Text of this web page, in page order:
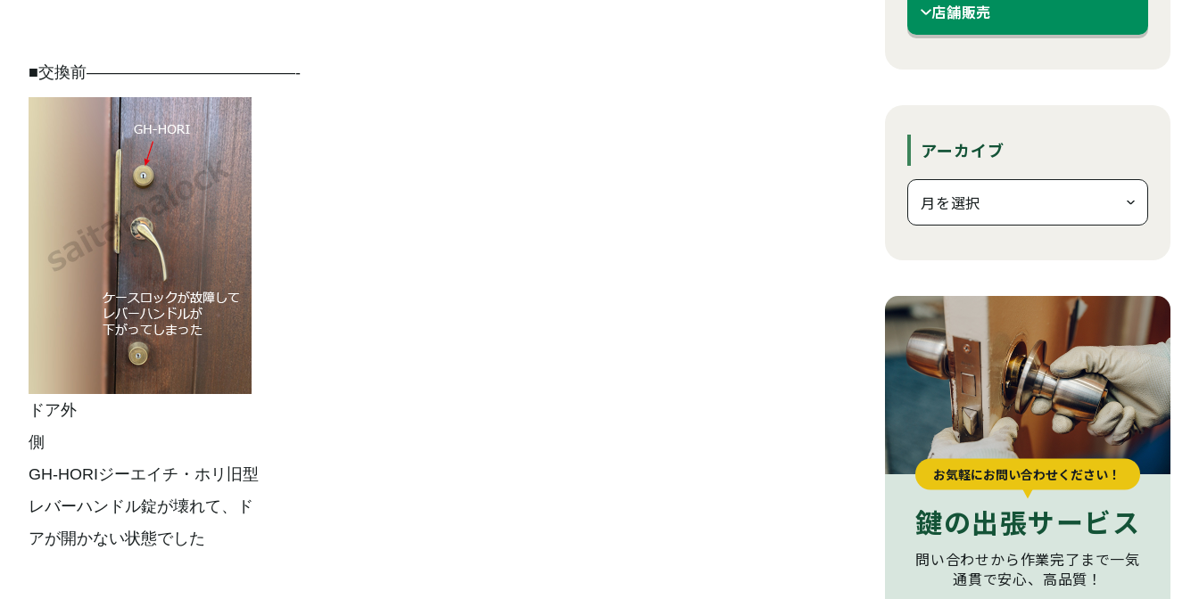
■交換前—————————————-
ドア外
側
GH-HORIジーエイチ・ホリ旧型
レバーハンドル錠が壊れて、ド
アが開かない状態でした
店舗販売
アーカイブ
お気軽にお問い合わせください！
鍵の出張サービス
問い合わせから作業完了まで一気
通貫で安心、高品質！